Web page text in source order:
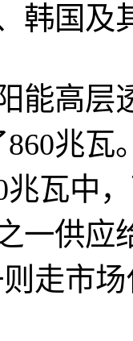
韩国及
高层
860兆
瓦中
一供应
走市